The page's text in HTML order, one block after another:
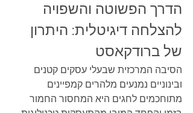
הדרך הפשוטה והשפויה
להצלחה דיגיטלית: היתרון
של ברודקאסט
הסיבה המרכזית שבעלי עסקים קטנים
ובינוניים נמנעים מלהרים קמפיינים
מתוחכמים לחגים היא המחסור החמור